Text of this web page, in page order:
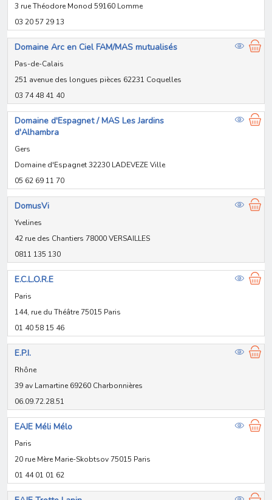
3 rue Théodore Monod 59160 Lomme
03 20 57 29 13
Domaine Arc en Ciel FAM/MAS mutualisés
Pas-de-Calais
251 avenue des longues pièces 62231 Coquelles
03 74 48 41 40
Domaine d'Espagnet / MAS Les Jardins
d'Alhambra
Gers
Domaine d'Espagnet 32230 LADEVEZE Ville
05 62 69 11 70
DomusVi
Yvelines
42 rue des Chantiers 78000 VERSAILLES
0811 135 130
E.C.L.O.R.E
Paris
144, rue du Théâtre 75015 Paris
01 40 58 15 46
E.P.I.
Rhône
39 av Lamartine 69260 Charbonnières
06.09.72.28.51
EAJE Méli Mélo
Paris
20 rue Mère Marie-Skobtsov 75015 Paris
01 44 01 01 62